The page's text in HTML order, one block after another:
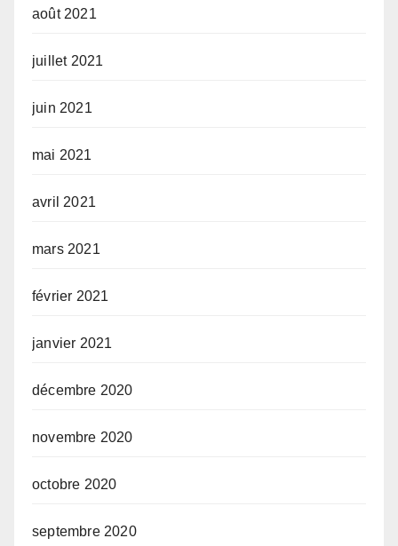
août 2021
juillet 2021
juin 2021
mai 2021
avril 2021
mars 2021
février 2021
janvier 2021
décembre 2020
novembre 2020
octobre 2020
septembre 2020